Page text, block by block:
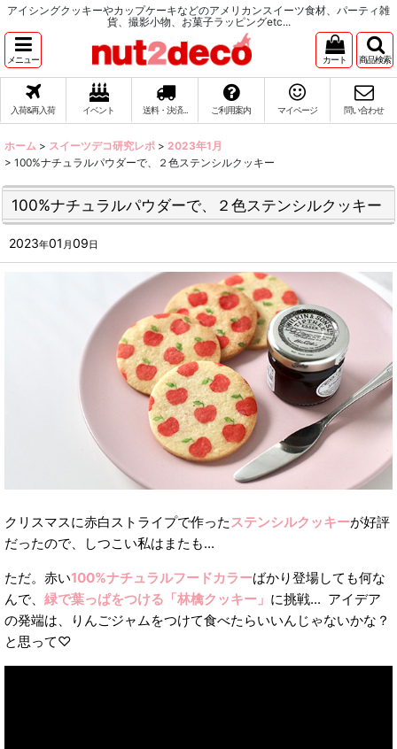
アイシングクッキーやカップケーキなどのアメリカンスイーツ食材、パーティ雑
貨、撮影小物、お菓子ラッピングetc...
メニュー カート 商品検索
入荷&再入荷 イベント 送料・決済... ご利用案内 マイページ 問い合わせ
ホーム > スイーツデコ研究レポ > 2023年1月
> 100%ナチュラルパウダーで、２色ステンシルクッキー
100%ナチュラルパウダーで、２色ステンシルクッキー
2023年01 月09日
クリスマスに赤白ストライプで作ったステンシルクッキーが好評
だったので、しつこい私はまたも...
ただ。赤い100%ナチュラルフードカラーばかり登場しても何な
んで、 緑で葉っぱをつける「林檎クッキー」 に挑戦... アイデア
の発端は、りんごジャムをつけて食べたらいいんじゃないかな？
と思って♡